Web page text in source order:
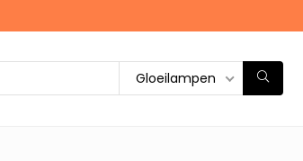
Gloeilampen